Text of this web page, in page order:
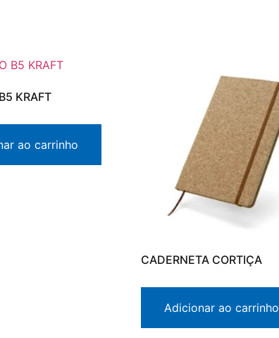
KRAFT
ao carrinho
CADERNETA CORTIÇA
Adicionar ao carrinho